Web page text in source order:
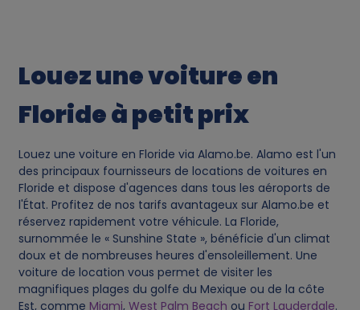
Louez une voiture en
Floride à petit prix
Louez une voiture en Floride via Alamo.be. Alamo est l'un
des principaux fournisseurs de locations de voitures en
Floride et dispose d'agences dans tous les aéroports de
l'État. Profitez de nos tarifs avantageux sur Alamo.be et
réservez rapidement votre véhicule. La Floride,
surnommée le « Sunshine State », bénéficie d'un climat
doux et de nombreuses heures d'ensoleillement. Une
voiture de location vous permet de visiter les
magnifiques plages du golfe du Mexique ou de la côte
Est, comme Miami,West Palm Beach ou Fort Lauderdale.
n
a
d
a
t
a